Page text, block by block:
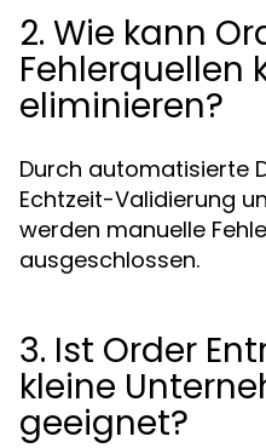
2. Wie kann
Fehlerquellen
eliminieren?
Durch automatisierte
Echtzeit-Validierung
werden manuelle
ausgeschlossen.
3. Ist Order
kleine
geeignet?